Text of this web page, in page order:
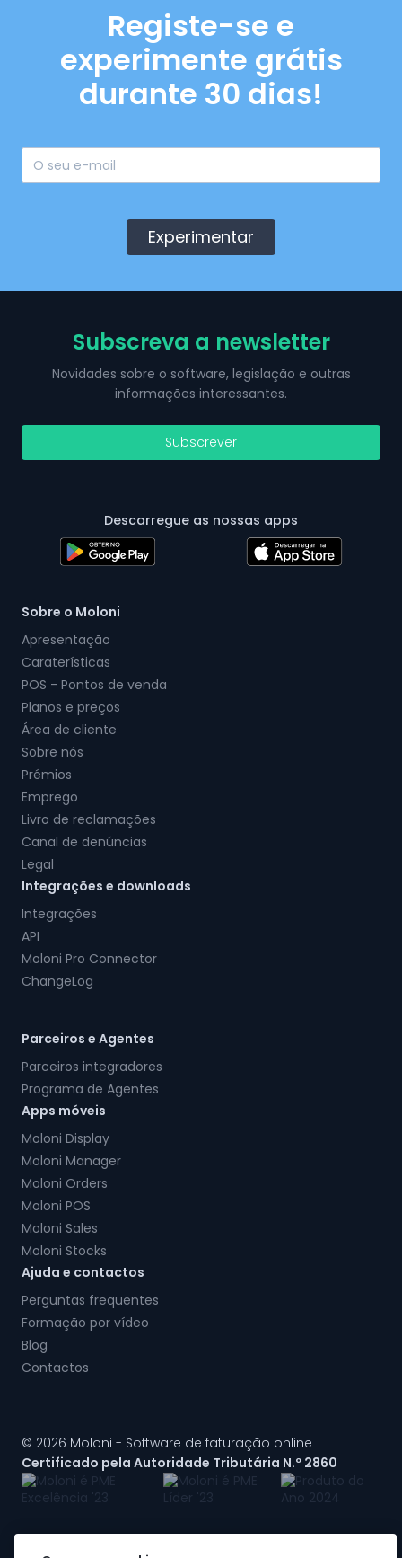
Registe-se e
experimente grátis
durante 30 dias!
Experimentar
Subscreva a newsletter
Novidades sobre o software, legislação e outras
informações interessantes.
Subscrever
Descarregue as nossas apps
Sobre o Moloni
Apresentação
Caraterísticas
POS - Pontos de venda
Planos e preços
Área de cliente
Sobre nós
Prémios
Emprego
Livro de reclamações
Canal de denúncias
Legal
Integrações e downloads
Integrações
API
Moloni Pro Connector
ChangeLog
Parceiros e Agentes
Parceiros integradores
Programa de Agentes
Apps móveis
Moloni Display
Moloni Manager
Moloni Orders
Moloni POS
Moloni Sales
Moloni Stocks
Ajuda e contactos
Perguntas frequentes
Formação por vídeo
Blog
Contactos
© 2026 Moloni - Software de faturação online
Certificado pela Autoridade Tributária N.º 2860